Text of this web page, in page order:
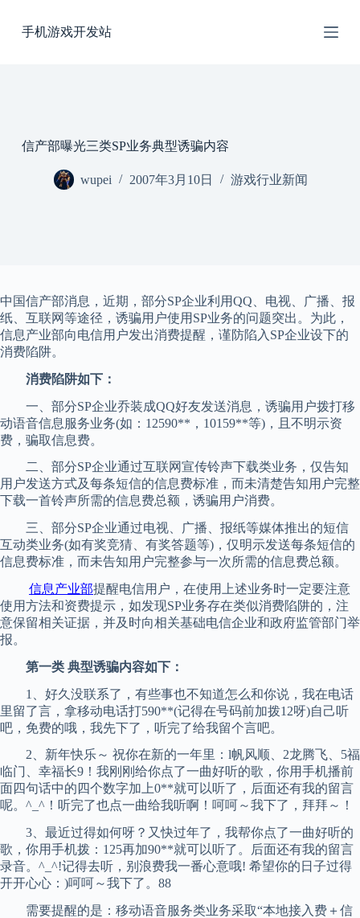
过
手机游戏开发站
信产部曝光三类SP业务典型诱骗内容
wupei 2007年3月10日 游戏行业新闻
中国信产部消息，近期，部分SP企业利用QQ、电视、广播、报
纸、互联网等途径，诱骗用户使用SP业务的问题突出。为此，
信息产业部向电信用户发出消费提醒，谨防陷入SP企业设下的
消费陷阱。
消费陷阱如下：
一、部分SP企业乔装成QQ好友发送消息，诱骗用户拨打移
动语音信息服务业务(如：12590**，10159**等)，且不明示资
费，骗取信息费。
二、部分SP企业通过互联网宣传铃声下载类业务，仅告知
用户发送方式及每条短信的信息费标准，而未清楚告知用户完整
下载一首铃声所需的信息费总额，诱骗用户消费。
三、部分SP企业通过电视、广播、报纸等媒体推出的短信
互动类业务(如有奖竞猜、有奖答题等)，仅明示发送每条短信的
信息费标准，而未告知用户完整参与一次所需的信息费总额。
信息产业部提醒电信用户，在使用上述业务时一定要注意
使用方法和资费提示，如发现SP业务存在类似消费陷阱的，注
意保留相关证据，并及时向相关基础电信企业和政府监管部门举
报。
第一类 典型诱骗内容如下：
1、好久没联系了，有些事也不知道怎么和你说，我在电话
里留了言，拿移动电话打590**(记得在号码前加拨12呀)自己听
吧，免费的哦，我先下了，听完了给我留个言吧。
2、新年快乐～ 祝你在新的一年里：l帆风顺、2龙腾飞、5福
临门、幸福长9！我刚刚给你点了一曲好听的歌，你用手机播前
面四句话中的四个数字加上0**就可以听了，后面还有我的留言
呢。^_^！听完了也点一曲给我听啊！呵呵～我下了，拜拜～！
3、最近过得如何呀？又快过年了，我帮你点了一曲好听的
歌，你用手机拨：125再加90**就可以听了。后面还有我的留言
录音。^_^!记得去听，别浪费我一番心意哦! 希望你的日子过得
开开心心：)呵呵～我下了。88
需要提醒的是：移动语音服务类业务采取“本地接入费＋信